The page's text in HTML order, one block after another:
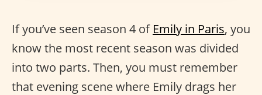
If you’ve seen season 4 of Emily in Paris, you
know the most recent season was divided
into two parts. Then, you must remember
that evening scene where Emily drags her